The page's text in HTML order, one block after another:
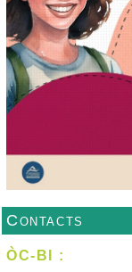
Contacts
ÒC-BI :